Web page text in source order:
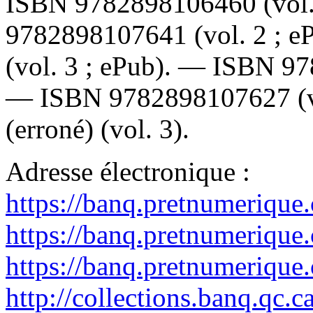
9782898107641 (vol. 2 ;
(vol. 3 ; ePub). — ISBN
— ISBN 9782898107627
(erroné) (vol. 3).
Adresse électronique :
https://
https://
https://
http://